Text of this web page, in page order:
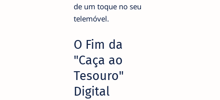
de um toque no seu
telemóvel.
O Fim da
"Caça ao
Tesouro"
Digital